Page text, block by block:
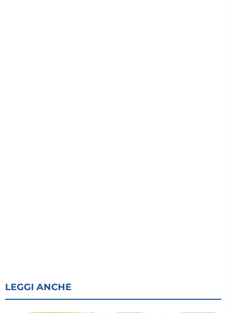
LEGGI ANCHE